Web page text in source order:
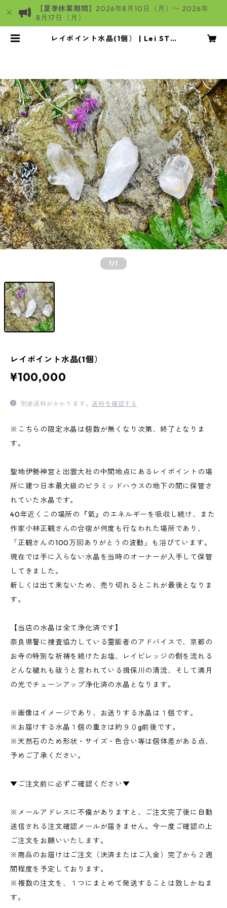
【夏季休業期間】 2026年8月10日（月）〜 2026年
8月17日（月）
レイポイント水晶(1個） | Lei STO
1/1
レイポイント水晶(1個）
¥100,000
別途送料がかかります。送料を確認する
※こちらの限定水晶は個数が無くなり次第、終了となりま
す。
聖地伊勢神宮と出雲大社の中間地点にあるレイポイントの場
所に建つ日本最大級のピラミッドハウスの地下の間に保管さ
れていた水晶です。
40年近くこの場所の『氣』のエネルギーを吸収し続け、また
作家小林正観さんの合宿が何度も行なわれた場所であり、
「正観さんの100万回ありがとうの波動」も浴びています。
現在では手に入らない水晶を当時のオーナーが入手して保管
してきました。
新しくは出て来ないため、売り切れるとこれが最後となりま
す。
【当店の水晶は全て浄化済です】
奈良県警に捜査協力している霊能者のアドバイスで、京都の
お寺の特別な祈祷を続けたお塩、レイビレッジの側を流れる
どんな穢れも祓うと言われている揖保川の清流、そして満月
の光でチューンアップ浄化済の水晶となります。
※画像はイメージであり、お送りする水晶は１個です。
※お届けする水晶１個の重さは約９０g前後です。
※天然石のため形状・サイズ・色合い等は個体差がある点、
予めご了承ください。
▼ご注文前に必ずご確認ください▼
※メールアドレスに不備がありますと、ご注文完了後に自動
送信される注文確認メールが届きません。今一度ご確認の上
ご注文をお願いいたします。
※商品のお届けはご注文（決済またはご入金）完了から２週
間程度を予定しております。
※複数の注文を、１つにまとめて発送することは致しかねま
す。